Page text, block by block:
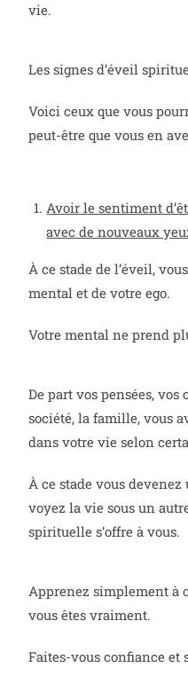
vie.
Les signes d’éveil
Voici ceux que vous
peut-être que vous en
Avoir le sentiment
avec de nouveaux
À ce stade de l’éveil,
mental et de votre ego.
Votre mental ne prend
De part vos pensées,
société, la famille, vous
dans votre vie selon
À ce stade vous
voyez la vie sous un
spirituelle s’offre à vous.
Apprenez simplement à
vous êtes vraiment.
Faites-vous confiance